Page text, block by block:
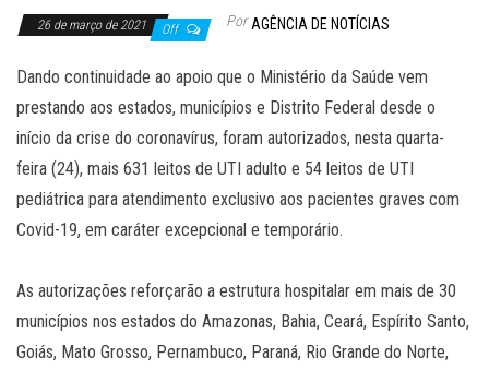
26 de março de 2021 Off Por AGÊNCIA DE NOTÍCIAS
Dando continuidade ao apoio que o Ministério da Saúde vem
prestando aos estados, municípios e Distrito Federal desde o
início da crise do coronavírus, foram autorizados, nesta quarta-
feira (24), mais 631 leitos de UTI adulto e 54 leitos de UTI
pediátrica para atendimento exclusivo aos pacientes graves com
Covid-19, em caráter excepcional e temporário.
As autorizações reforçarão a estrutura hospitalar em mais de 30
municípios nos estados do Amazonas, Bahia, Ceará, Espírito Santo,
Goiás, Mato Grosso, Pernambuco, Paraná, Rio Grande do Norte,